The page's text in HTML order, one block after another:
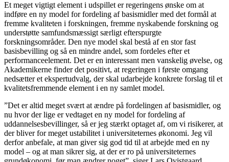
Et meget vigtigt element i udspillet er regeringens ønske om at
indføre en ny model for fordeling af basismidler med det formål at
fremme kvaliteten i forskningen, fremme nyskabende forskning og
understøtte samfundsmæssigt særligt efterspurgte
forskningsområder. Den nye model skal bestå af en stor fast
basisbevilling og så en mindre andel, som fordeles efter et
performanceelement. Det er en interessant men vanskelig øvelse, og
Akademikerne finder det positivt, at regeringen i første omgang
nedsætter et ekspertudvalg, der skal udarbejde konkrete forslag til et
kvalitetsfremmende element i en ny samlet model.
”Det er altid meget svært at ændre på fordelingen af basismidler, og
nu hvor der lige er vedtaget en ny model for fordeling af
uddannelsesbevillinger, så er jeg stærkt optaget af, om vi risikerer, at
der bliver for meget ustabilitet i universiteternes økonomi. Jeg vil
derfor anbefale, at man giver sig god tid til at arbejde med en ny
model – og at man sikrer sig, at der er ro på universiteternes